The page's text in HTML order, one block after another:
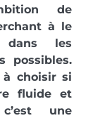
de
à le
dans les
possibles.
à choisir si
fluide et
une